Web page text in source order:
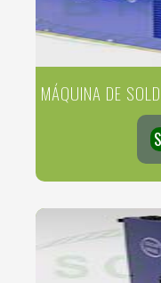
MÁQUINA DE